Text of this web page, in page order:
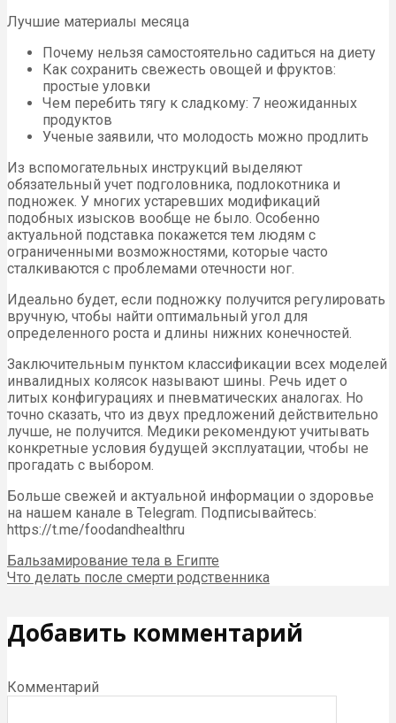
Лучшие материалы месяца
Почему нельзя самостоятельно садиться на диету
Как сохранить свежесть овощей и фруктов:
простые уловки
Чем перебить тягу к сладкому: 7 неожиданных
продуктов
Ученые заявили, что молодость можно продлить
Из вспомогательных инструкций выделяют
обязательный учет подголовника, подлокотника и
подножек. У многих устаревших модификаций
подобных изысков вообще не было. Особенно
актуальной подставка покажется тем людям с
ограниченными возможностями, которые часто
сталкиваются с проблемами отечности ног.
Идеально будет, если подножку получится регулировать
вручную, чтобы найти оптимальный угол для
определенного роста и длины нижних конечностей.
Заключительным пунктом классификации всех моделей
инвалидных колясок называют шины. Речь идет о
литых конфигурациях и пневматических аналогах. Но
точно сказать, что из двух предложений действительно
лучше, не получится. Медики рекомендуют учитывать
конкретные условия будущей эксплуатации, чтобы не
прогадать с выбором.
Больше свежей и актуальной информации о здоровье
на нашем канале в Telegram. Подписывайтесь:
https://t.me/foodandhealthru
Бальзамирование тела в Египте
Что делать после смерти родственника
Добавить комментарий
Комментарий